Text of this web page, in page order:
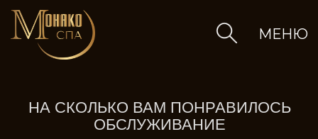
МЕНЮ
★★★★★ (Очень понравилось)